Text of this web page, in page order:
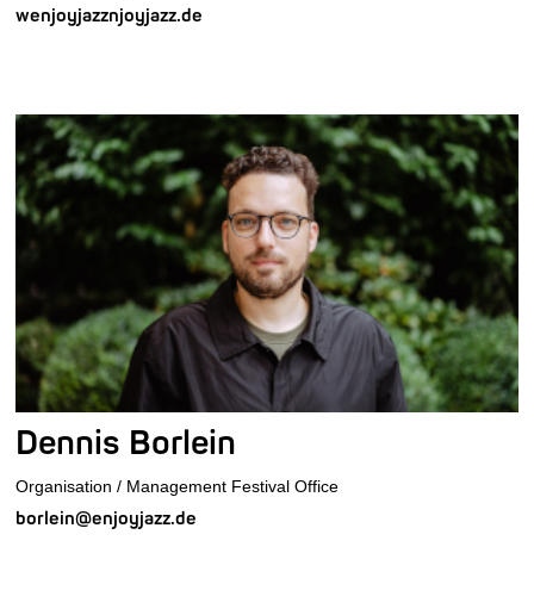
wenjoyjazznjoyjazz.de
Dennis Borlein
Organisation / Management Festival Office
borlein@enjoyjazz.de